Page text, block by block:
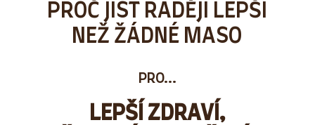
PROČ JÍST RADĚJI LEPŠÍ
NEŽ ŽÁDNÉ MASO
PRO...
LEPŠÍ ZDRAVÍ,